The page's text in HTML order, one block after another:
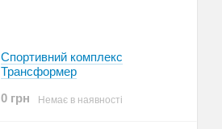
Спортивний комплекс
Трансформер
0 грн
Немає в наявності